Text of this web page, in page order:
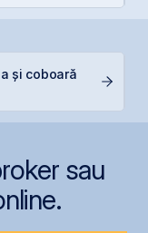
și coboară
sau